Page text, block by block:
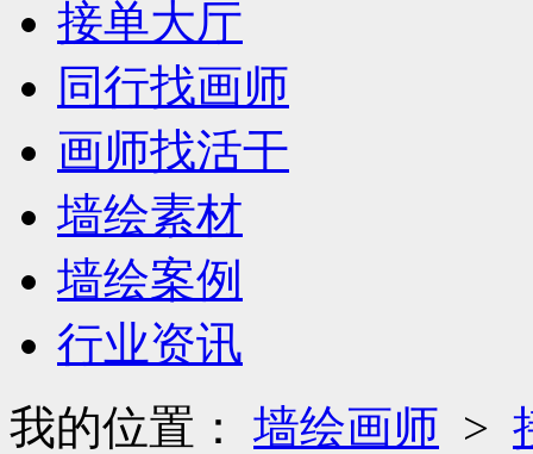
接单大厅
同行找画师
画师找活干
墙绘素材
墙绘案例
行业资讯
我的位置： 墙绘画师 >